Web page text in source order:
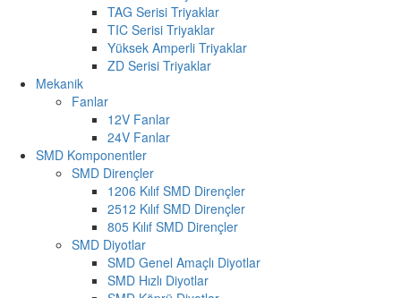
TAG Serisi Triyaklar
TIC Serisi Triyaklar
Yüksek Amperli Triyaklar
ZD Serisi Triyaklar
Mekanik
Fanlar
12V Fanlar
24V Fanlar
SMD Komponentler
SMD Dirençler
1206 Kılıf SMD Dirençler
2512 Kılıf SMD Dirençler
805 Kılıf SMD Dirençler
SMD Diyotlar
SMD Genel Amaçlı Diyotlar
SMD Hızlı Diyotlar